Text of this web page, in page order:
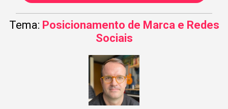
Tema: Posicionamento de Marca e Redes
Sociais